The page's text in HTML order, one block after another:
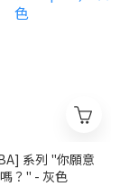
嫁我嗎？" - 灰色